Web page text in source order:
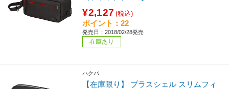
¥2,127 (税込)
ポイント：22
発売日：2018/02/28発売
在庫あり
ハクバ
【在庫限り】 プラスシェル スリムフィ